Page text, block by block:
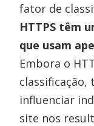
fator de
HTTPS têm
que usam
Embora o
influenciar
site nos